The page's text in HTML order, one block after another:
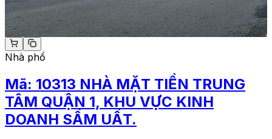
Nhà phố
Mã: 10313 NHÀ MẶT TIỀN TRUNG
TÂM QUẬN 1, KHU VỰC KINH
DOANH SẦM UẤT.